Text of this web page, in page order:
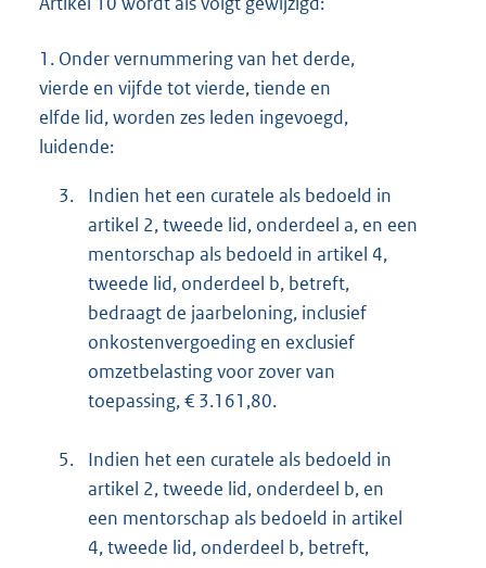
1. Onder vernummering van het derde,
vierde en vijfde tot vierde, tiende en
elfde lid, worden zes leden ingevoegd,
luidende:
3.
Indien het een curatele als bedoeld in
artikel 2, tweede lid, onderdeel a, en een
mentorschap als bedoeld in artikel 4,
tweede lid, onderdeel b, betreft,
bedraagt de jaarbeloning, inclusief
onkostenvergoeding en exclusief
omzetbelasting voor zover van
toepassing, € 3.161,80.
5.
Indien het een curatele als bedoeld in
artikel 2, tweede lid, onderdeel b, en
een mentorschap als bedoeld in artikel
4, tweede lid, onderdeel b, betreft,